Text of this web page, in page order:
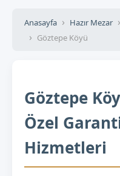
Anasayfa Hazır Mezar
Göztepe Köyü
Göztepe
Özel
Hizmetleri